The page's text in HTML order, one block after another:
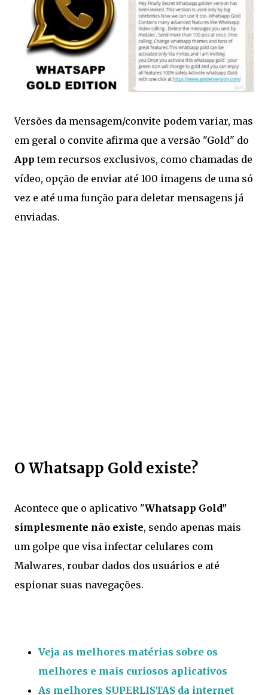
Versões da mensagem/convite podem variar, mas
em geral o convite afirma que a versão "Gold" do
App tem recursos exclusivos, como chamadas de
vídeo, opção de enviar até 100 imagens de uma só
vez e até uma função para deletar mensagens já
enviadas.
O Whatsapp Gold existe?
Acontece que o aplicativo "Whatsapp Gold"
simplesmente não existe, sendo apenas mais
um golpe que visa infectar celulares com
Malwares, roubar dados dos usuários e até
espionar suas navegações.
Veja as melhores matérias sobre os
melhores e mais curiosos aplicativos
As melhores SUPERLISTAS da internet